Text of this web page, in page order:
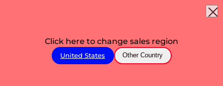
Click here to change sales region
United States Other Country